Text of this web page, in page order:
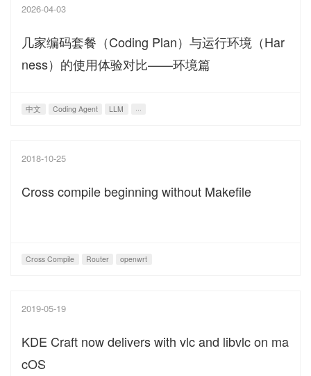
2026-04-03
几家编码套餐（Coding Plan）与运行环境（Har
ness）的使用体验对比——环境篇
中文 Coding Agent LLM ···
2018-10-25
Cross compile beginning without Makefile
Cross Compile Router openwrt
2019-05-19
KDE Craft now delivers with vlc and libvlc on ma
cOS